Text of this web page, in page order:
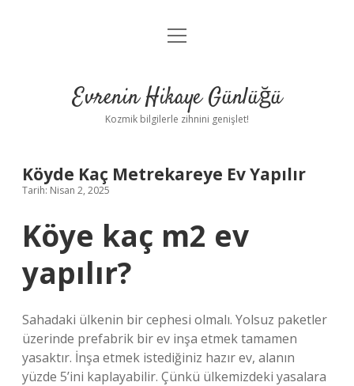
Anasayfa
Yasal Uyarı
menüyü
Evrenin Hikaye Günlüğü
Kozmik bilgilerle zihnini genişlet!
Köyde Kaç Metrekareye Ev Yapılır
Tarih: Nisan 2, 2025
Köye kaç m2 ev
yapılır?
Sahadaki ülkenin bir cephesi olmalı. Yolsuz paketler
üzerinde prefabrik bir ev inşa etmek tamamen
yasaktır. İnşa etmek istediğiniz hazır ev, alanın
yüzde 5’ini kaplayabilir. Çünkü ülkemizdeki yasalara